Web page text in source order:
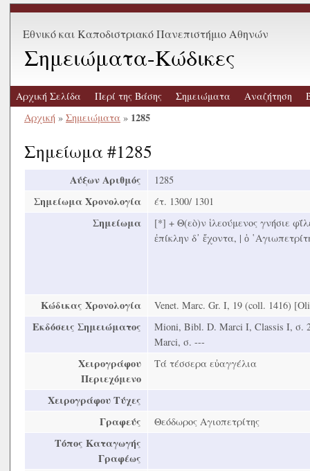
Εθνικό και Καποδιστριακό Πανεπιστήμιο Αθηνών
Σημειώματα-Κώδικες
Αρχική Σελίδα Περί της Βάσης Σημειώματα Αναζήτηση
Αρχική » Σημειώματα » 1285
Σημείωμα #1285
Αύξων Αριθμός 1285
Σημείωμα Χρονολογία έτ. 1300/ 1301
Σημείωμα
[*] + Θ(εὸ)ν ἱλεούμενος γνήσιε
ἐπίκλην δ᾿ ἔχοντα, | ὁ
Κώδικας Χρονολογία Venet. Marc. Gr. Ι, 19 (coll. 1416)
Εκδόσεις Σημειώματος
Mioni, Bibl. D. Marci Ι, Classis Ι, σ.
Marci, σ. ---
Χειρογράφου
Περιεχόμενο
Τά τέσσερα εὐαγγέλια
Χειρογράφου Τύχες
Γραφεύς
Θεόδωρος Αγιοπετρίτης
Τόπος Καταγωγής
Γραφέως